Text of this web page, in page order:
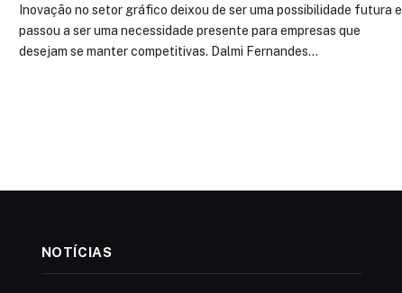
Inovação no setor gráfico deixou de ser uma possibilidade futura e
passou a ser uma necessidade presente para empresas que
desejam se manter competitivas. Dalmi Fernandes…
NOTÍCIAS